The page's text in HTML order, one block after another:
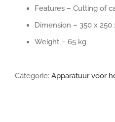
Features – Cutting of
Dimension – 350 x 250
Weight – 65 kg
Categorie: Apparatuur voor